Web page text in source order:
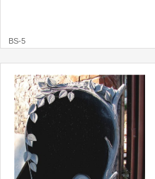
BS-5